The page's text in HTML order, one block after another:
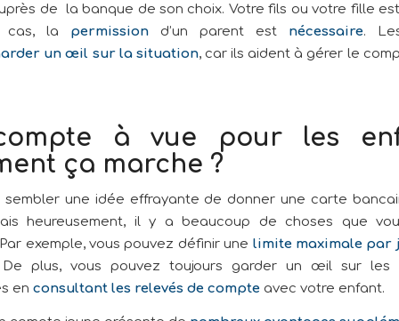
de la banque de son choix. Votre fils ou votre fille est
cas, la permissiond’un parent est nécessaire.
un œil sur la situation, car ils aident à gérer le
à vue pour les
ça marche ?
sembler une idée effrayante de donner une carte
heureusement, il y a beaucoup de choses que
exemple, vous pouvez définir une limite maximale par
plus, vous pouvez toujours garder un œil sur les
en consultant les relevés de compte avec votre enfant.